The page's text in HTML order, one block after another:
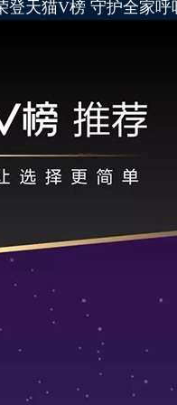
登天猫V榜 守护全家呼